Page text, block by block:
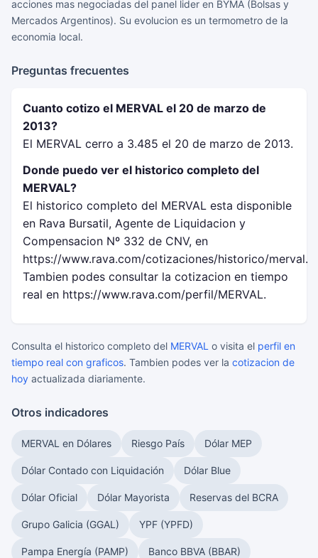
acciones mas negociadas del panel lider en BYMA (Bolsas y
Mercados Argentinos). Su evolucion es un termometro de la
economia local.
Preguntas frecuentes
Cuanto cotizo el MERVAL el 20 de marzo de
2013?
El MERVAL cerro a 3.485 el 20 de marzo de 2013.
Donde puedo ver el historico completo del
MERVAL?
El historico completo del MERVAL esta disponible
en Rava Bursatil, Agente de Liquidacion y
Compensacion Nº 332 de CNV, en
https://www.rava.com/cotizaciones/historico/merval.
Tambien podes consultar la cotizacion en tiempo
real en https://www.rava.com/perfil/MERVAL.
Consulta el historico completo del MERVAL o visita el perfil en
tiempo real con graficos. Tambien podes ver la cotizacion de
hoy actualizada diariamente.
Otros indicadores
MERVAL en Dólares Riesgo País Dólar MEP
Dólar Contado con Liquidación Dólar Blue
Dólar Oficial Dólar Mayorista Reservas del BCRA
Grupo Galicia (GGAL) YPF (YPFD)
Pampa Energía (PAMP) Banco BBVA (BBAR)